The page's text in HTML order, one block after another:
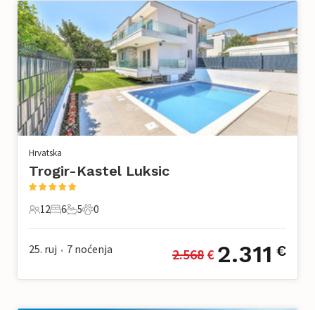
Hrvatska
Trogir-Kastel Luksic
12 Gosti
12
6 Spavaće sobe
6
5 Kupaonice
5
0 Kućni ljubimac
0
25. ruj • 7 noćenja 2.568 € 2.311 €